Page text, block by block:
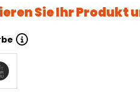
Sie Ihr Produkt